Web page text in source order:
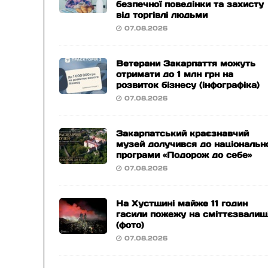
безпечної поведінки та захисту
від торгівлі людьми
07.08.2026
Ветерани Закарпаття можуть
отримати до 1 млн грн на
розвиток бізнесу (інфографіка)
07.08.2026
Закарпатський краєзнавчий
музей долучився до
програми «Подорож до себе»
07.08.2026
На Хустщині майже 11 годин
гасили пожежу на
(фото)
07.08.2026